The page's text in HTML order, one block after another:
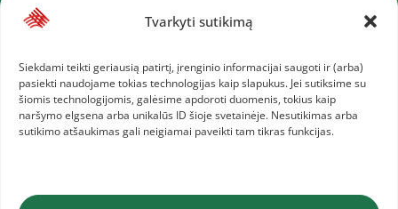
Tvarkyti sutikimą
Siekdami teikti geriausią patirtį, įrenginio informacijai saugoti ir (arba)
pasiekti naudojame tokias technologijas kaip slapukus. Jei sutiksime su
šiomis technologijomis, galėsime apdoroti duomenis, tokius kaip
naršymo elgsena arba unikalūs ID šioje svetainėje. Nesutikimas arba
sutikimo atšaukimas gali neigiamai paveikti tam tikras funkcijas.
2026 m. liepos 20 d. LLAF VK posėdžio protokolas
2026 m. varžybų kalendorius
2026 m. liepos 4 d. LLAF Tarybos posėdžio
protokolas